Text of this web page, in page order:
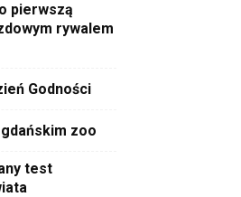
pierwszą
rywalem
Godności
zoo
test